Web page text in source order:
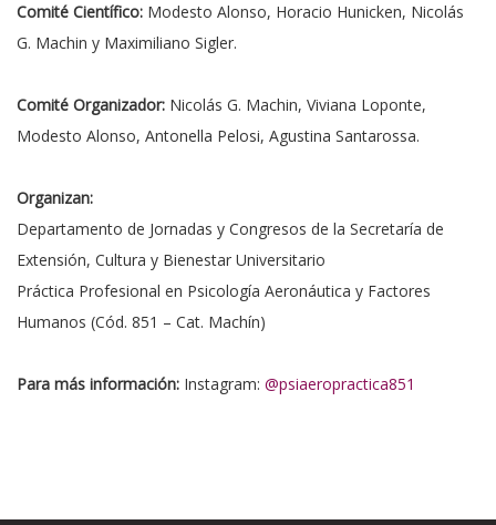
Comité Científico: Modesto Alonso, Horacio Hunicken, Nicolás
G. Machin y Maximiliano Sigler.
Comité Organizador: Nicolás G. Machin, Viviana Loponte,
Modesto Alonso, Antonella Pelosi, Agustina Santarossa.
Organizan:
Departamento de Jornadas y Congresos de la Secretaría de
Extensión, Cultura y Bienestar Universitario
Práctica Profesional en Psicología Aeronáutica y Factores
Humanos (Cód. 851 – Cat. Machín)
Para más información: Instagram: @psiaeropractica851